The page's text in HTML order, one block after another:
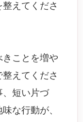
えてくださ
ことを増や
えてくださ
、短い片づ
な行動が、